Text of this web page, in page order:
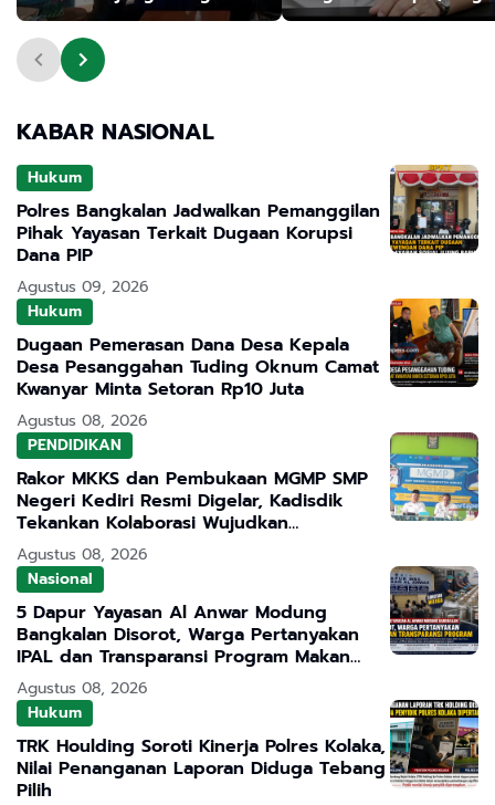
Bangkalan
Tempuh Jalur Hukum
KABAR NASIONAL
Hukum
Polres Bangkalan Jadwalkan Pemanggilan
Pihak Yayasan Terkait Dugaan Korupsi
Dana PIP
Agustus 09, 2026
Hukum
Dugaan Pemerasan Dana Desa Kepala
Desa Pesanggahan Tuding Oknum Camat
Kwanyar Minta Setoran Rp10 Juta
Agustus 08, 2026
PENDIDIKAN
Rakor MKKS dan Pembukaan MGMP SMP
Negeri Kediri Resmi Digelar, Kadisdik
Tekankan Kolaborasi Wujudkan
Pendidikan Bermutu
Agustus 08, 2026
Nasional
5 Dapur Yayasan Al Anwar Modung
Bangkalan Disorot, Warga Pertanyakan
IPAL dan Transparansi Program Makan
Bergizi Gratis
Agustus 08, 2026
Hukum
TRK Houlding Soroti Kinerja Polres Kolaka,
Nilai Penanganan Laporan Diduga Tebang
Pilih